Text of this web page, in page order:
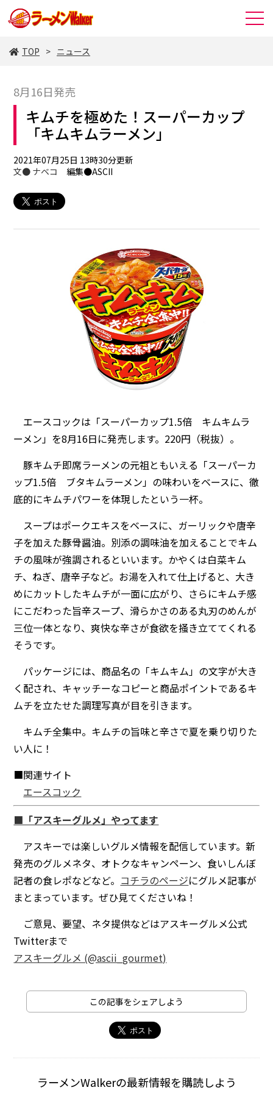
TOP ニュース
8月16日発売
キムチを極めた！スーパーカップ
「キムキムラーメン」
2021年07月25日 13時30分更新
文● ナベコ 編集●ASCII
エースコックは「スーパーカップ1.5倍 キムキムラ
ーメン」を8月16日に発売します。220円（税抜）。
豚キムチ即席ラーメンの元祖ともいえる「スーパーカ
ップ1.5倍 ブタキムラーメン」の味わいをベースに、徹
底的にキムチパワーを体現したという一杯。
スープはポークエキスをベースに、ガーリックや唐辛
子を加えた豚骨醤油。別添の調味油を加えることでキム
チの風味が強調されるといいます。かやくは白菜キム
チ、ねぎ、唐辛子など。お湯を入れて仕上げると、大き
めにカットしたキムチが一面に広がり、さらにキムチ感
にこだわった旨辛スープ、滑らかさのある丸刃のめんが
三位一体となり、爽快な辛さが食欲を掻き立ててくれる
そうです。
パッケージには、商品名の「キムキム」の文字が大き
く配され、キャッチーなコピーと商品ポイントであるキ
ムチを立たせた調理写真が目を引きます。
キムチ全集中。キムチの旨味と辛さで夏を乗り切りた
い人に！
■関連サイト
エースコック
■「アスキーグルメ」やってます
アスキーでは楽しいグルメ情報を配信しています。新
発売のグルメネタ、オトクなキャンペーン、食いしんぼ
記者の食レポなどなど。 コチラのページにグルメ記事が
まとまっています。ぜひ見てくださいね！
ご意見、要望、ネタ提供などはアスキーグルメ公式
Twitterまで
アスキーグルメ (@ascii_gourmet)
この記事をシェアしよう
ラーメンWalkerの最新情報を購読しよう